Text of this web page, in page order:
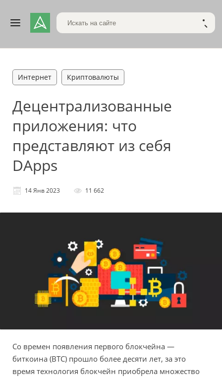
Поиск по сайту
Интернет Криптовалюты
Децентрализованные
приложения: что
представляют из себя
DApps
14 Янв 2023 11 662
Со времен появления первого блокчейна —
биткоина (BTC) прошло более десяти лет, за это
время технология блокчейн приобрела множество